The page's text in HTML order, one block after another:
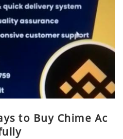
to Buy Chime Ac